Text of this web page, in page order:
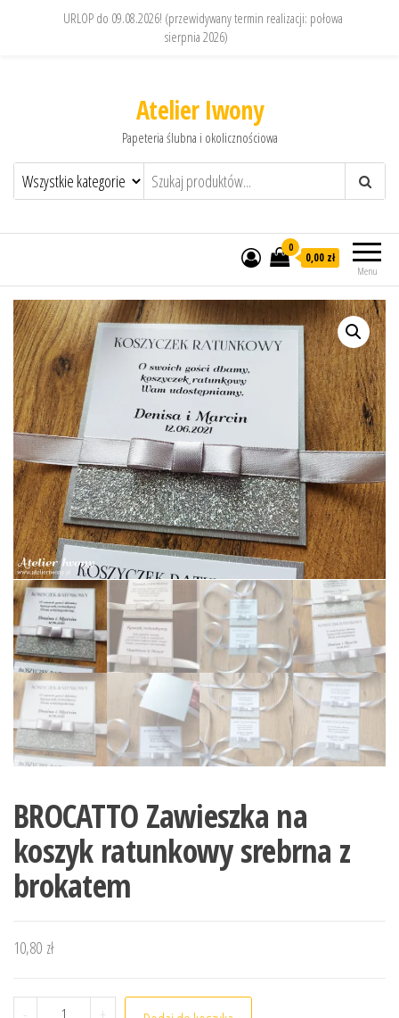
Atelier Iwony
Papeteria ślubna i okolicznościowa
Menu
0
0,00 zł
BROCATTO Zawieszka na
koszyk ratunkowy srebrna z
brokatem
10,80 zł
ilość BROCATTO Zawieszka na koszyk ratunkowy
URLOP do 09.08.2026! (przewidywany termin realizacji: połowa
sierpnia 2026)